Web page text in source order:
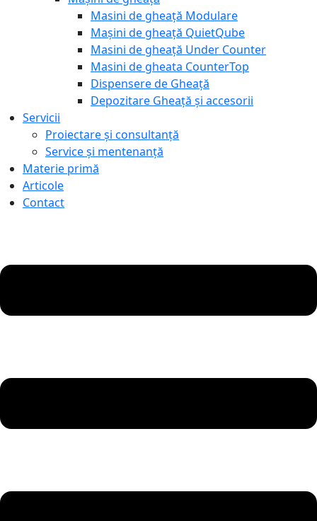
Masini de gheață Modulare
Mașini de gheață QuietQube
Masini de gheață Under Counter
Masini de gheata CounterTop
Dispensere de Gheață
Depozitare Gheață și accesorii
Servicii
Proiectare și consultanță
Service și mentenanță
Materie primă
Articole
Contact